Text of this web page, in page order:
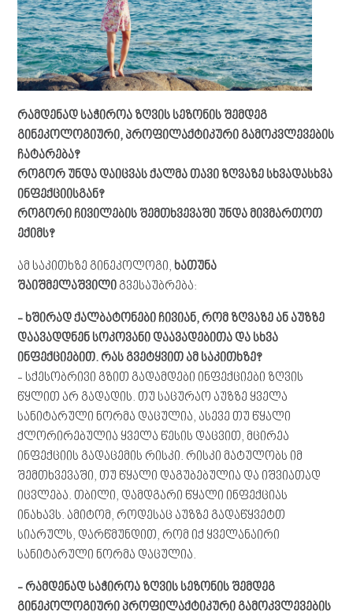
რამდენად საჭიროა ზღვის სეზონის შემდეგ
გინეკოლოგიური, პროფილაქტიკური გამოკვლევების
ჩატარება?
როგორ უნდა დაიცვას ქალმა თავი ზღვაზე სხვადასხვა
ინფექციისგან?
როგორი ჩივილების შემთხვევაში უნდა მივმართოთ
ექიმს?
ამ საკითხზე გინეკოლოგი,ხათუნა
შაიშმელაშვილი გვესაუბრება:
-ხშირადქალბატონებიჩივიან, რომ ზღვაზე ან აუზზე
დაავადდნენსოკოვანიდაავადებითადასხვა
ინფექციებით. რას გვეტყვით ამ საკითხზე?
- სქესობრივი გზით გადამდები ინფექციები ზღვის
წყლით არ გადადის. თუ საცურაო აუზზე ყველა
სანიტარული ნორმა დაცულია, ასევე თუ წყალი
ქლორირებულია ყველა წესის დაცვით, მცირეა
ინფექციის გადაცემის რისკი. რისკი მატულობს იმ
შემთხვევაში, თუ წყალი დაგუბებულია და იშვიათად
იცვლება. თბილი, დამდგარი წყალი ინფექციას
ინახავს. ამიტომ, როდესაც აუზზე გადაწყვეტთ
სიარულს, დარწმუნდით, რომ იქ ყველანაირი
სანიტარული ნორმა დაცულია.
- რამდენადსაჭიროა ზღვისსეზონისშემდეგ
გინეკოლოგიური პროფილაქტიკური გამოკვლევების